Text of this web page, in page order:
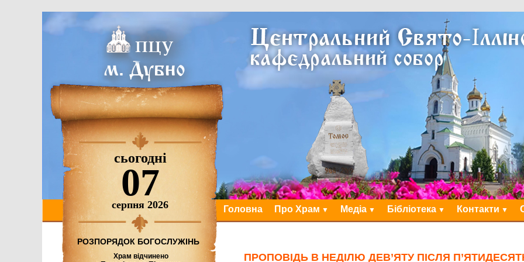
сьогодні
07
серпня 2026 Головна Про Храм Медіа Бібліотека Контакти
РОЗПОРЯДОК БОГОСЛУЖІНЬ
Храм відчинено
ПРОПОВІДЬ В НЕДІЛЮ ДЕВ’ЯТУ ПІСЛЯ